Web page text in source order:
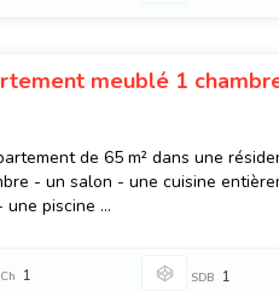
meublé 1
de 65 m² dans une
- un salon - une cuisine
une piscine ...
Ch 1 SDB 1